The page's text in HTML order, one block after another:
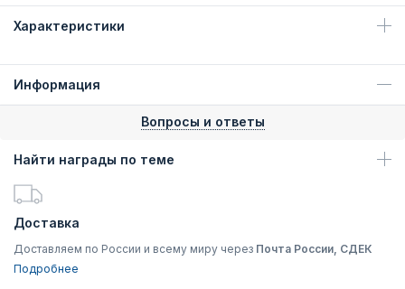
Характеристики
Информация
Вопросы и ответы
Найти награды по теме
Доставка
Доставляем по России и всему миру через Почта России, СДЕК
Подробнее